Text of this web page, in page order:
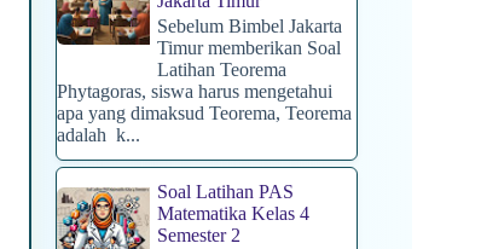
Sebelum Bimbel Jakarta
Timur memberikan Soal
Latihan Teorema
Phytagoras, siswa harus mengetahui
apa yang dimaksud Teorema, Teorema
adalah k...
Soal Latihan PAS
Matematika Kelas 4
Semester 2